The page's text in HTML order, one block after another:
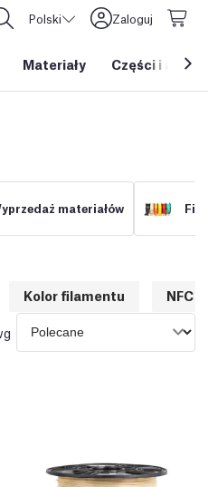
Polski Zaloguj
Materiały Części i
materiałów
Kolor filamentu NFC